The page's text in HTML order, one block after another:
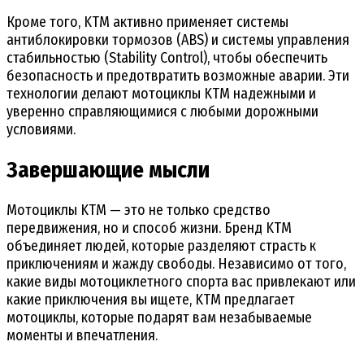
Кроме того, KTM активно применяет системы
антиблокировки тормозов (ABS) и системы управления
стабильностью (Stability Control), чтобы обеспечить
безопасность и предотвратить возможные аварии. Эти
технологии делают мотоциклы KTM надежными и
уверенно справляющимися с любыми дорожными
условиями.
Завершающие мысли
Мотоциклы KTM — это не только средство
передвижения, но и способ жизни. Бренд KTM
объединяет людей, которые разделяют страсть к
приключениям и жажду свободы. Независимо от того,
какие виды мотоциклетного спорта вас привлекают или
какие приключения вы ищете, KTM предлагает
мотоциклы, которые подарят вам незабываемые
моменты и впечатления.